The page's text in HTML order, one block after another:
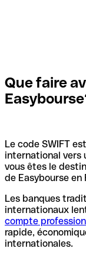
Que faire
Le code SWIFT
international vers
vous êtes le
de Easybourse en
Les banques
internationaux
compte
rapide,
internationales.